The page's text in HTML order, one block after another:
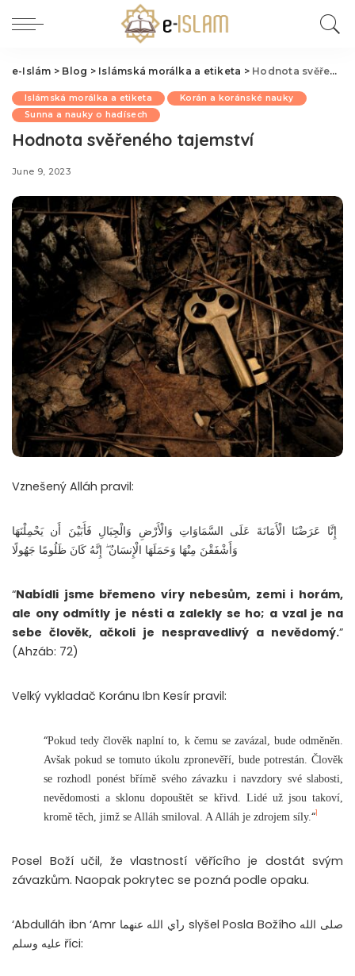
e-Islám > Blog > Islámská morálka a etiketa > Hodnota svěřeného tajemství
Islámská morálka a etiketa
Korán a koránské nauky
Sunna a nauky o hadísech
Hodnota svěřeného tajemství
June 9, 2023
Vznešený Alláh pravil:
‏ إِنَّا عَرَضْنَا الْأَمَانَةَ عَلَى السَّمَاوَاتِ وَالْأَرْضِ وَالْجِبَالِ فَأَبَيْنَ أَن يَحْمِلْنَهَا
وَأَشْفَقْنَ مِنْهَا وَحَمَلَهَا الْإِنسَانُ ۖ إِنَّهُ كَانَ ظَلُومًا جَهُولًا
“Nabídli jsme břemeno víry nebesům, zemi i horám,
ale ony odmítly je nésti a zalekly se ho; a vzal je na
sebe člověk, ačkoli je nespravedlivý a nevědomý.”
(Ahzáb: 72)
Velký vykladač Koránu Ibn Kesír pravil:
“Pokud tedy člověk naplní to, k čemu se zavázal, bude odměněn.
Avšak pokud se tomuto úkolu zpronevěří, bude potrestán. Člověk
se rozhodl ponést břímě svého závazku i navzdory své slabosti,
nevědomosti a sklonu dopouštět se křivd. Lidé už jsou takoví,
kromě těch, jimž se Alláh smiloval. A Alláh je zdrojem síly.“1
Posel Boží učil, že vlastností věřícího je dostát svým
závazkům. Naopak pokrytec se pozná podle opaku.
‘Abdulláh ibn ‘Amr ر1ي الله عنهما slyšel Posla Božího صلى الله
عليه وسلم říci: